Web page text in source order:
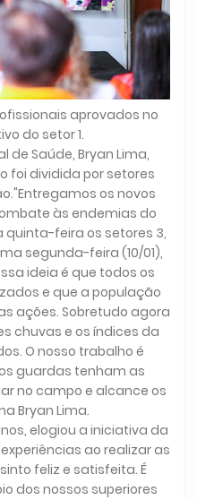
aprovados no
do setor 1.
de Saúde, Bryan Lima,
foi dividida por setores
os novos
às endemias do
quinta-feira os setores 3,
segunda-feira (10/01),
ideia é que todos os
e que a população
ações. Sobretudo agora
chuvas e os índices da
O nosso trabalho é
guardas tenham as
no campo e alcance os
Bryan Lima.
elogiou a iniciativa da
ao realizar as
feliz e satisfeita. É
dos nossos superiores